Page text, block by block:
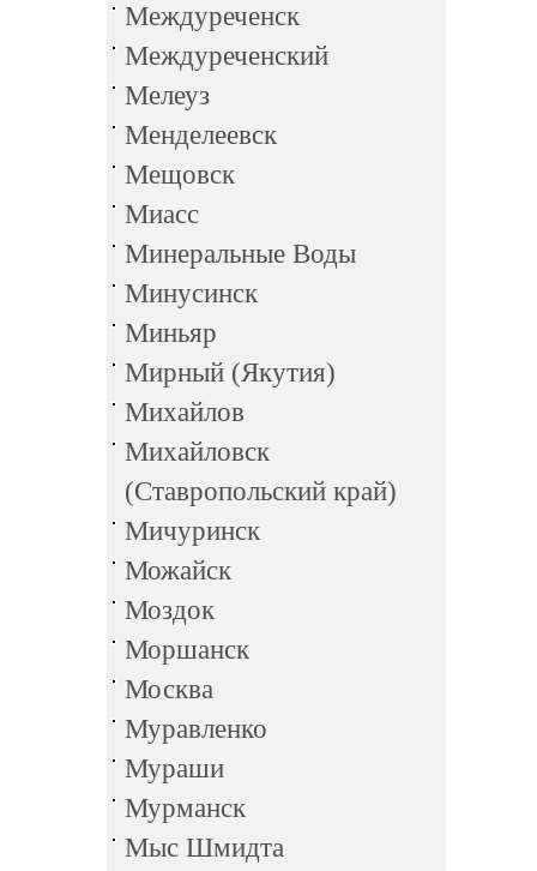
Междуреченск
Междуреченский
Мелеуз
Менделеевск
Мещовск
Миасс
Минеральные Воды
Минусинск
Миньяр
Мирный (Якутия)
Михайлов
Михайловск
(Ставропольский край)
Мичуринск
Можайск
Моздок
Моршанск
Москва
Муравленко
Мураши
Мурманск
Мыс Шмидта